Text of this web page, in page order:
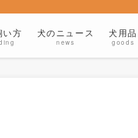
い方 犬のニュース
news
犬用品
goods